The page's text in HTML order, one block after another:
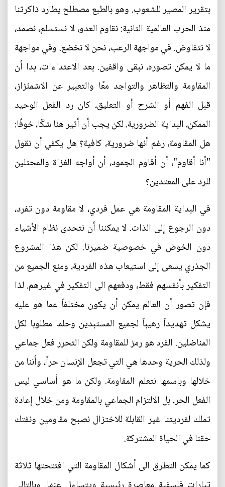
بتقرير المصير للشعوب. وهو بالطبع مصطلح يطارد ذاكرتنا
منذ الحرب العالمية الثانية: نقاوم العدو، لا نستسلم، نصمد،
لا نتفاوض. في مواجهة الرعب، نحن لا نخضع. وفي مواجهة
ما لا يمكن تصوره، نبقى واقفين. بعد الاعتداءات، بدا أن
المقاومة والتظاهر والتواجد معًا والتعبير عن الاشمئزاز،
قبل الفهم أو الشرح أو التعليق، كان رد الفعل الوحيد
الممكن، البداية الضرورية. لكن يجب أن أثير هنا شكًا، خوفًا:
هل المقاومة، رغم أنها ضرورية، كافية؟ هل يكفي أن نقول
"أنا أقاوم"، أن أقاوم الجمود، أن أواجه الغزاة والمحتلين
للرد على المعتدين؟
في البداية المقاومة هي عمل فردي، لا مقاومة دون تفرد،
دون الرجوع إلى الذات. لا يمكننا أن نتحدى نظام الأشياء
دون الخوض في خصوصية ضميرنا. لكن هذا المشروع
الجذري يسعى إلى استيعاب هذه الفردية، ومنع الجميع من
التفكير بأنفسهم فقط، ودفعهم الى التفكير في غيرهم. لذا
فإن تصور أن العالم يمكن أن يكون مختلفاً عما هو عليه
يشكل تهديداً رهيباً لجميع المستبدين وحلما مطلوبا لكل
المناضلين. الفرد هو رمز للمقاومة ولكن التحرر فعل جماعي
ولذلك الحرية وحدها هي التي تجعل الإنسان حراً، وأننا من
خلالها وباسمها نتعلم المقاومة. ولكن ما هو أساسي ليس
الفعل الحر، بل الالتزام الجماعي بالمقاومة ومن خلال إعادة
تملك لفرديتنا غير القابلة للاختزال نصبح مقاومين ونفتك
حقنا في الحياة المشتركة.
كما يمكن التطرق الى أشكال المقاومة التي افتتحتها ثلاثة